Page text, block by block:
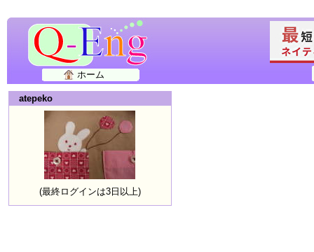
ホーム
atepeko
(最終ログインは3日以上)